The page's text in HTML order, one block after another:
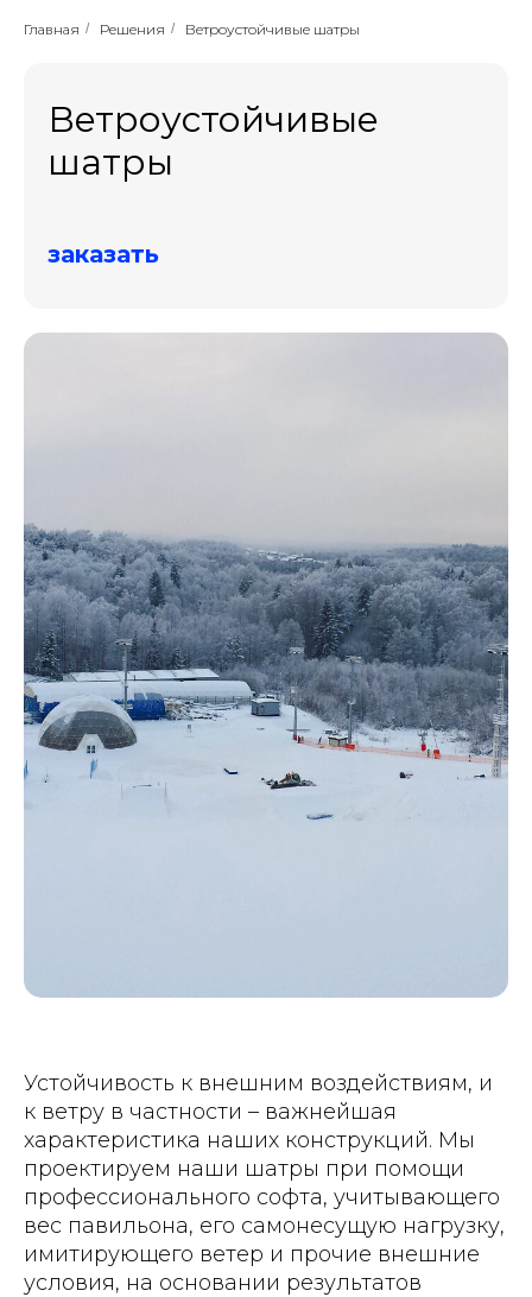
Главная / Решения / Ветроустойчивые шатры
Ветроустойчивые
шатры
заказать
Устойчивость к внешним воздействиям, и
к ветру в частности – важнейшая
характеристика наших конструкций. Мы
проектируем наши шатры при помощи
профессионального софта, учитывающего
вес павильона, его самонесущую нагрузку,
имитирующего ветер и прочие внешние
условия, на основании результатов